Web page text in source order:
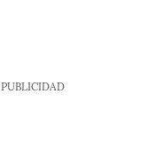
PUBLICIDAD